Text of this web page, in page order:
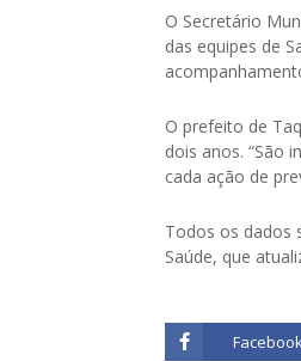
O Secretário
das equipes de
O prefeito de
dois anos. “São
cada ação de
Todos os dados
Saúde, que